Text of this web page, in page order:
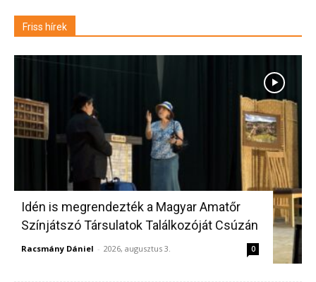
Friss hírek
Idén is megrendezték a Magyar Amatőr
Színjátszó Társulatok Találkozóját Csúzán
Racsmány Dániel - 2026, augusztus 3. 0